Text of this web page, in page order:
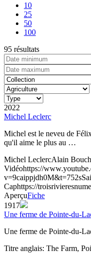
10
25
50
100
95 résultats
2022
Michel Leclerc
Michel est le neveu de
qu'il aime le plus au …
Michel LeclercAlain
Vidéohttps://
v=9caippjdh0M&t=752s
Caphttps://
AperçuFiche
1917
Une ferme de Pointe-du-
Une ferme de Pointe-du-
Titre anglais: The Farm,